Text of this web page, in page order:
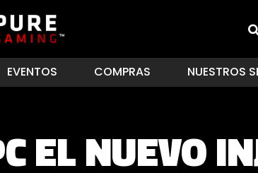
EVENTOS COMPRAS NUESTROS
EL NUEVO